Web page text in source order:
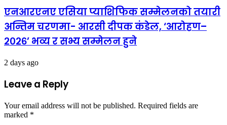
एनआरएनए एसिया प्याशिफिक सम्मेलनको तयारी
अन्तिम चरणमा- आरसी दीपक कंडेल, ‘आरोहण–
२०२६’ भव्य र सभ्य सम्मेलन हुने
2 days ago
Leave a Reply
Your email address will not be published. Required fields are
marked *